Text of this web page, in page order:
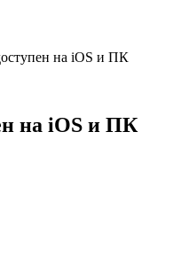
на iOS и ПК
на iOS и ПК